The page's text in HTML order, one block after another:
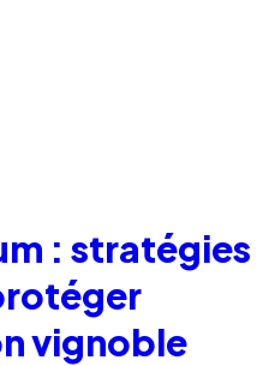
: stratégies
vignoble